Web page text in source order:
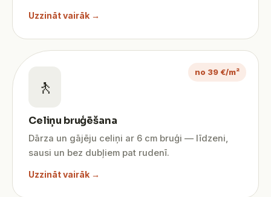
Uzzināt vairāk →
no 39 €/m²
🚶
Celiņu bruģēšana
Dārza un gājēju celiņi ar 6 cm bruģi — līdzeni,
sausi un bez dubļiem pat rudenī.
Uzzināt vairāk →